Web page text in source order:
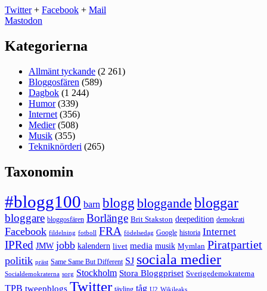
Twitter+ Facebook + Mail
Mastodon
Kategorierna
Allmänt tyckande (2 261)
Bloggosfären (589)
Dagbok (1 244)
Humor(339)
Internet (356)
Medier(508)
Musik (355)
Tekniknörderi (265)
Taxonomin
#blogg100 barn blogg bloggande bloggar
bloggare bloggosfären Borlänge Brit Stakston deepedition demokrati
Facebook fildelning fotboll FRA födelsedag Google historia Internet
IPRed JMW jobb kalendern livet media musik Mymlan Piratpartiet
politik präst Same Same But Different SJ sociala medier
Socialdemokraterna sorg Stockholm Stora Bloggpriset Sverigedemokraterna
TPB tweepblogs Twitter tävling tåg U2 Wikileaks